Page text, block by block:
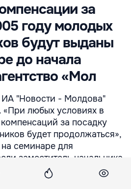
за
году молодых
будут выданы
до начала
«Мол
"Новости - Молдова"
«При любых условиях в
за посадку
будет продолжаться»,
семинаре для
заместитель начальника
«Молдова-Вин» Валериу
агентство «НОВОСТИ-